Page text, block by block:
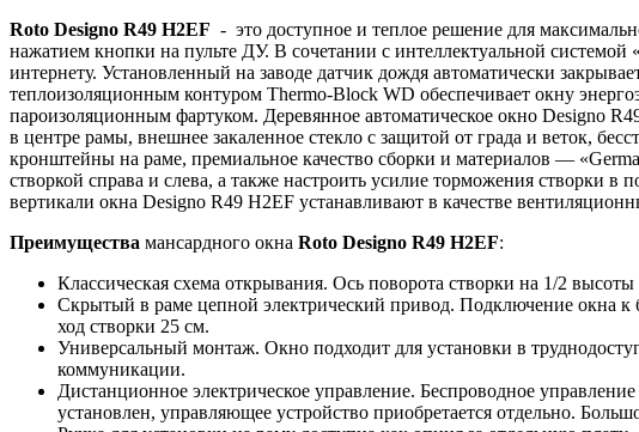
Roto Designo R49 H2EF - это доступное и теплое решение для
нажатием кнопки на пульте ДУ. В сочетании с интеллектуальной
интернету. Установленный на заводе датчик дождя автоматически
теплоизоляционным контуром Thermo-Block WD обеспечивает окну
пароизоляционным фартуком. Деревянное автоматическое окно Designo
в центре рамы, внешнее закаленное стекло с защитой от града и веток,
кронштейны на раме, премиальное качество сборки и материалов —
створкой справа и слева, а также настроить усилие торможения
вертикали окна Designo R49 H2EF устанавливают в качестве
Преимущества мансардного окна Roto Designo R49 H2EF:
Классическая схема открывания. Ось поворота створки на 1/2
Скрытый в раме цепной электрический привод. Подключение окна
ход створки 25 см.
Универсальный монтаж. Окно подходит для установки в
коммуникации.
Дистанционное электрическое управление. Беспроводное
установлен, управляющее устройство приобретается отдельно.